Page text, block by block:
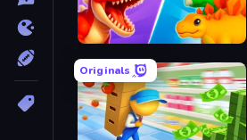
Idle Dino Farm Tycoon Simulator 3D
Originals